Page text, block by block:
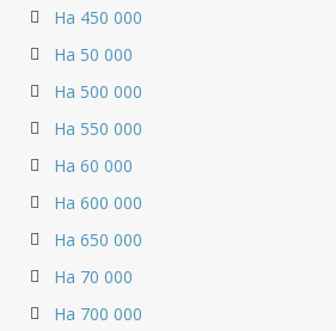
На 450 000
На 50 000
На 500 000
На 550 000
На 60 000
На 600 000
На 650 000
На 70 000
На 700 000